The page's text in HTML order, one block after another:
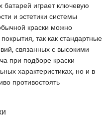
батарей играет ключевую
и эстетики системы
краски можно
так как стандартные
связанных с высокими
при подборе краски
характеристиках, но и в
противостоять